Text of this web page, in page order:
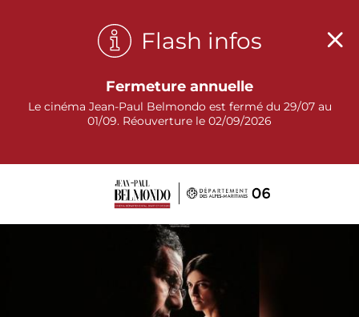
Flash infos
Fermeture annuelle
Le cinéma Jean-Paul Belmondo est fermé du 29/07 au
01/09. Réouverture le 02/09/2026